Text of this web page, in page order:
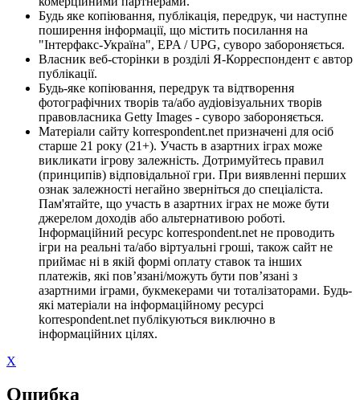
Будь яке копіювання, публікація, передрук, чи наступне
поширення інформації, що містить посилання на
"Інтерфакс-Україна", EPA / UPG, суворо забороняється.
Власник веб-сторінки в розділі Я-Корреспондент є автор
публікації.
Будь-яке копіювання, передрук та відтворення
фотографічних творів та/або аудіовізуальних творів
правовласника Getty Images - суворо забороняється.
Матеріали сайту korrespondent.net призначені для осіб
старше 21 року (21+). Участь в азартних іграх може
викликати ігрову залежність. Дотримуйтесь правил
(принципів) відповідальної гри. При виявленні перших
ознак залежності негайно зверніться до спеціаліста.
Пам'ятайте, що участь в азартних іграх не може бути
джерелом доходів або альтернативою роботі.
Інформаційний ресурс korrespondent.net не проводить
ігри на реальні та/або віртуальні гроші, також сайт не
приймає ні в якій формі оплату ставок та інших
платежів, які пов’язані/можуть бути пов’язані з
азартними іграми, букмекерами чи тоталізаторами. Будь-
які матеріали на інформаційному ресурсі
korrespondent.net публікуються виключно в
інформаційних цілях.
X
Ошибка